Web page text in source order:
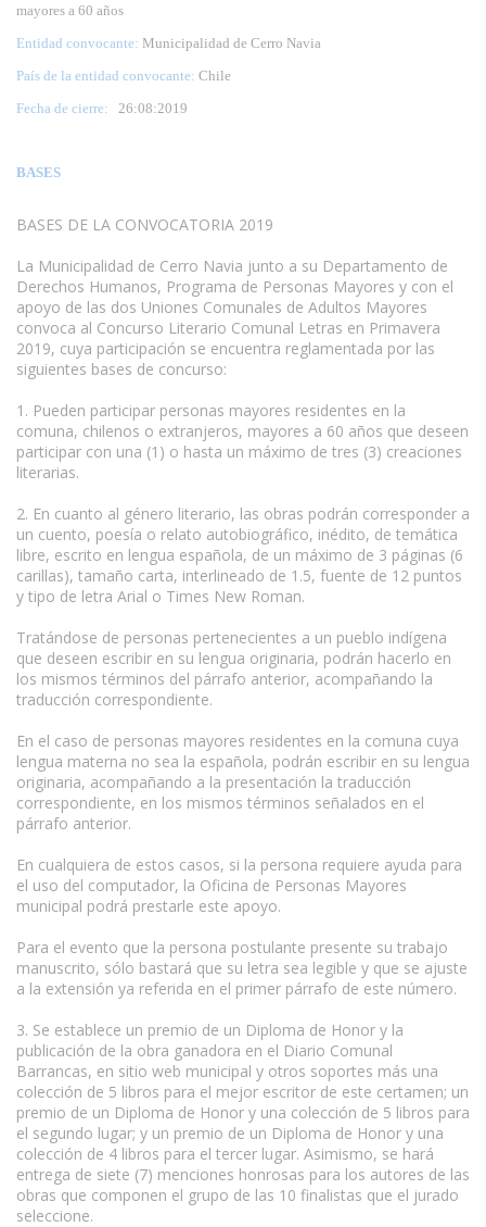
mayores a 60 años
Entidad convocante: Municipalidad de Cerro Navia
País de la entidad convocante: Chile
Fecha de cierre:
26:08:2019
BASES
BASES DE LA CONVOCATORIA 2019
La Municipalidad de Cerro Navia junto a su Departamento de
Derechos Humanos, Programa de Personas Mayores y con el
apoyo de las dos Uniones Comunales de Adultos Mayores
convoca al Concurso Literario Comunal Letras en Primavera
2019, cuya participación se encuentra reglamentada por las
siguientes bases de concurso:
1. Pueden participar personas mayores residentes en la
comuna, chilenos o extranjeros, mayores a 60 años que deseen
participar con una (1) o hasta un máximo de tres (3) creaciones
literarias.
2. En cuanto al género literario, las obras podrán corresponder a
un cuento, poesía o relato autobiográfico, inédito, de temática
libre, escrito en lengua española, de un máximo de 3 páginas (6
carillas), tamaño carta, interlineado de 1.5, fuente de 12 puntos
y tipo de letra Arial o Times New Roman.
Tratándose de personas pertenecientes a un pueblo indígena
que deseen escribir en su lengua originaria, podrán hacerlo en
los mismos términos del párrafo anterior, acompañando la
traducción correspondiente.
En el caso de personas mayores residentes en la comuna cuya
lengua materna no sea la española, podrán escribir en su lengua
originaria, acompañando a la presentación la traducción
correspondiente, en los mismos términos señalados en el
párrafo anterior.
En cualquiera de estos casos, si la persona requiere ayuda para
el uso del computador, la Oficina de Personas Mayores
municipal podrá prestarle este apoyo.
Para el evento que la persona postulante presente su trabajo
manuscrito, sólo bastará que su letra sea legible y que se ajuste
a la extensión ya referida en el primer párrafo de este número.
3. Se establece un premio de un Diploma de Honor y la
publicación de la obra ganadora en el Diario Comunal
Barrancas, en sitio web municipal y otros soportes más una
colección de 5 libros para el mejor escritor de este certamen; un
premio de un Diploma de Honor y una colección de 5 libros para
el segundo lugar; y un premio de un Diploma de Honor y una
colección de 4 libros para el tercer lugar. Asimismo, se hará
entrega de siete (7) menciones honrosas para los autores de las
obras que componen el grupo de las 10 finalistas que el jurado
seleccione.